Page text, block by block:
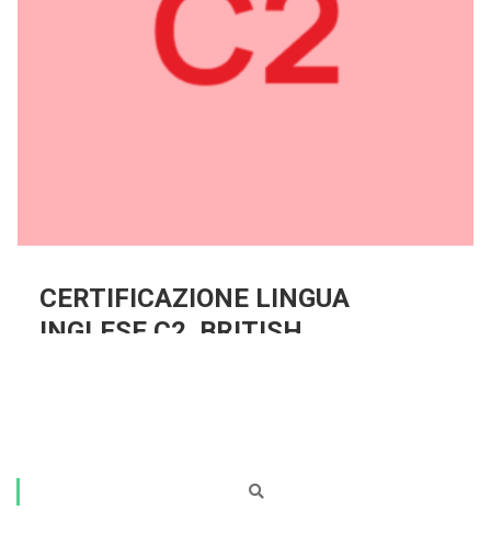
CERTIFICAZIONE LINGUA
INGLESE C2. BRITISH